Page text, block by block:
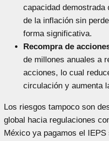
capacidad
de la inflación sin
forma significativa.
Recompra de
de millones anuales a
acciones, lo cual
circulación y aumenta
Los riesgos tampoco son
global hacia regulaciones
México ya pagamos el